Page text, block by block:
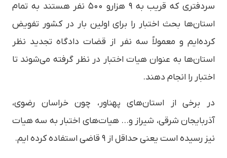
سردفتری که قریب به ۹ هزارو ۵۰۰ نفر هستند به تمام
استان‌ها بحث اختبار را برای اولین بار در کشور تفویض
کرده‌ایم و معمولاً سه نفر از قضات دادگاه تجدید نظر
استان‌ها به عنوان هیات اختبار در نظر گرفته می‌شوند تا
اختبار را انجام دهند.
در برخی از استان‌های پهناور، چون خراسان رضوی،
آذربایجان شرقی، شیراز و… هیات‌های اختبار به سه هیات
نیز رسیده است یعنی حداقل از ۹ قاضی استفاده کرده ایم.